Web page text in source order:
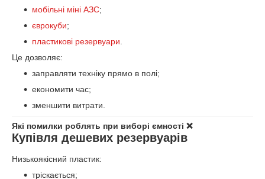
мобільні міні АЗС;
єврокуби;
пластикові резервуари.
Це дозволяє:
заправляти техніку прямо в полі;
економити час;
зменшити витрати.
Які помилки роблять при виборі ємності ❌
Купівля дешевих резервуарів
Низькоякісний пластик:
тріскається;